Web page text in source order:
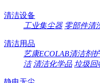
清洁设备
工业集尘器 零部件清
清洁用品
艺康ECOLAB清洁剂
洁 清洁化学品 垃圾回